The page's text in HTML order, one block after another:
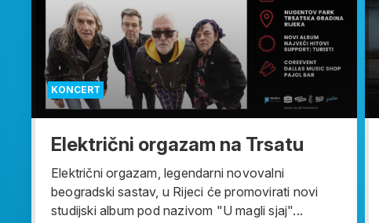
KONCERT
Električni orgazam na Trsatu
Električni orgazam, legendarni novovalni
beogradski sastav, u Rijeci će promovirati novi
studijski album pod nazivom "U magli sjaj"...